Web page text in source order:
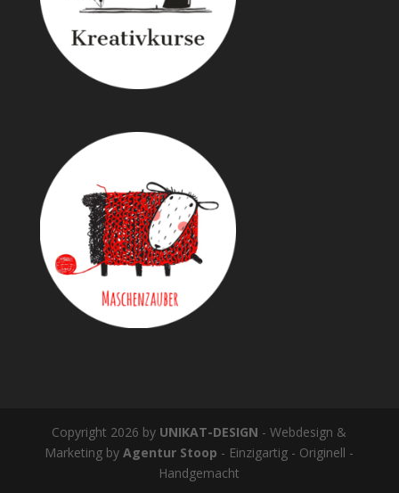
Copyright 2026 by UNIKAT-DESIGN - Webdesign &
Marketing byAgentur Stoop - Einzigartig - Originell -
Handgemacht